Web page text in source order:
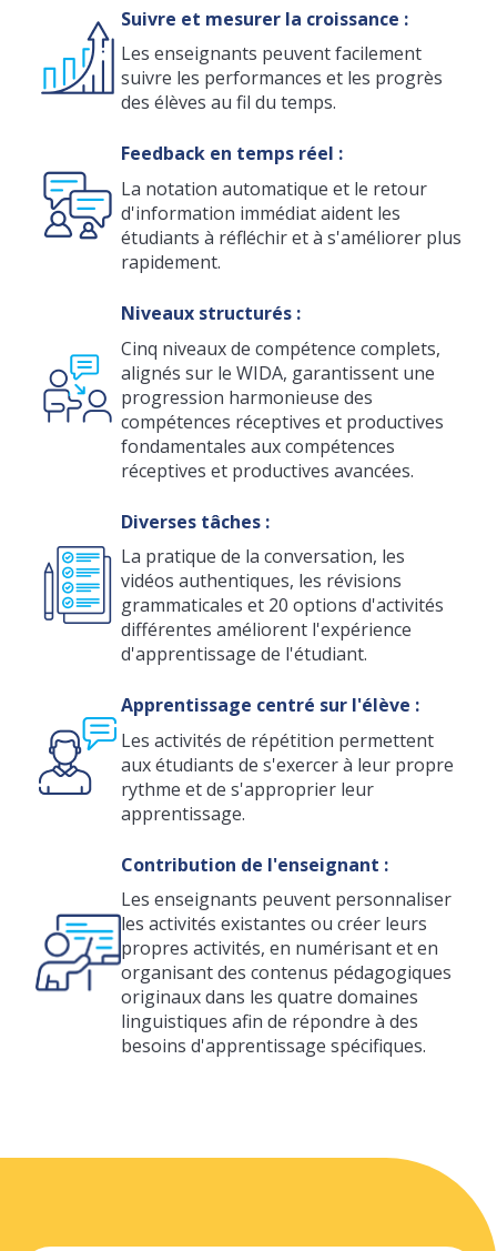
Suivre et mesurer la croissance :
Les enseignants peuvent facilement
suivre les performances et les progrès
des élèves au fil du temps.
Feedback en temps réel :
La notation automatique et le retour
d'information immédiat aident les
étudiants à réfléchir et à s'améliorer plus
rapidement.
Niveaux structurés :
Cinq niveaux de compétence complets,
alignés sur le WIDA, garantissent une
progression harmonieuse des
compétences réceptives et productives
fondamentales aux compétences
réceptives et productives avancées.
Diverses tâches :
La pratique de la conversation, les
vidéos authentiques, les révisions
grammaticales et 20 options d'activités
différentes améliorent l'expérience
d'apprentissage de l'étudiant.
Apprentissage centré sur l'élève :
Les activités de répétition permettent
aux étudiants de s'exercer à leur propre
rythme et de s'approprier leur
apprentissage.
Contribution de l'enseignant :
Les enseignants peuvent personnaliser
les activités existantes ou créer leurs
propres activités, en numérisant et en
organisant des contenus pédagogiques
originaux dans les quatre domaines
linguistiques afin de répondre à des
besoins d'apprentissage spécifiques.